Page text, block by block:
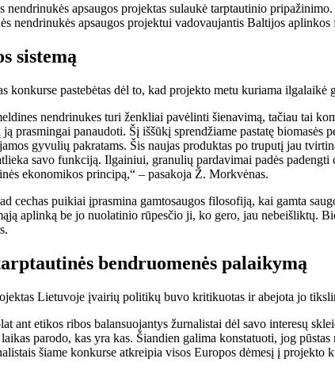
nendrinukės apsaugos projektas sulaukė tarptautinio
nendrinukės apsaugos projektui vadovaujantis Baltijos
sistemą
konkurse pastebėtas dėl to, kad projekto metu kuriama
nendrinukes turi ženkliai pavėlinti šienavimą, tačiau tai
prasmingai panaudoti. Šį iššūkį sprendžiame pastatę
gyvulių pakratams. Šis naujas produktas po truputį jau
savo funkciją. Ilgainiui, granulių pardavimai padės
ekonomikos principą,“ – pasakoja Ž. Morkvėnas.
cechas puikiai įprasmina gamtosaugos filosofiją, kai gamta
aplinką be jo nuolatinio rūpesčio ji, ko gero, jau nebeišliktų.
bendruomenės palaikymą
Lietuvoje įvairių politikų buvo kritikuotas ir abejota jo
ant etikos ribos balansuojantys žurnalistai dėl savo interesų
parodo, kas yra kas. Šiandien galima konstatuoti, jog
šiame konkurse atkreipia visos Europos dėmesį į projekto